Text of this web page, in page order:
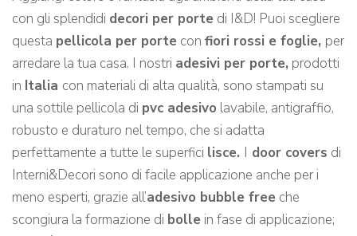
con gli splendidi decori per porte di I&D! Puoi scegliere
questa pellicola per porte con fiori rossi e foglie, per
arredare la tua casa. I nostri adesivi per porte, prodotti
in Italia con materiali di alta qualità, sono stampati su
una sottile pellicola di pvc adesivo lavabile, antigraffio,
robusto e duraturo nel tempo, che si adatta
perfettamente a tutte le superfici lisce. I door covers di
Interni&Decori sono di facile applicazione anche per i
meno esperti, grazie all’adesivo bubble free che
scongiura la formazione di bolle in fase di applicazione;